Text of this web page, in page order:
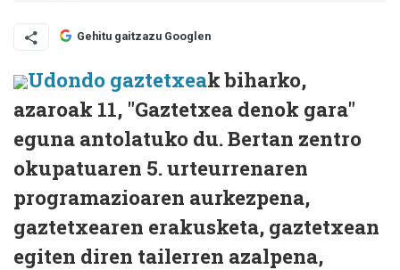
Gehitu gaitzazu Googlen
Udondo gaztetxeak biharko,
azaroak 11, "Gaztetxea denok gara"
eguna antolatuko du. Bertan zentro
okupatuaren 5. urteurrenaren
programazioaren aurkezpena,
gaztetxearen erakusketa, gaztetxean
egiten diren tailerren azalpena,